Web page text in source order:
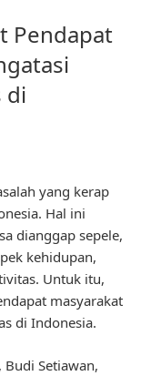
Pendapat
di
yang kerap
Hal ini
dianggap sepele,
kehidupan,
Untuk itu,
masyarakat
di Indonesia.
Setiawan,